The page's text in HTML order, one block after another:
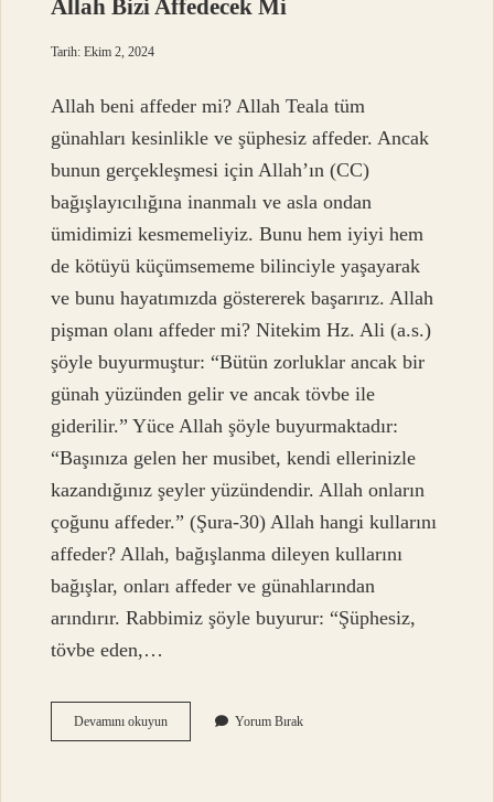
Allah Bizi Affedecek Mi
Tarih: Ekim 2, 2024
Allah beni affeder mi? Allah Teala tüm
günahları kesinlikle ve şüphesiz affeder. Ancak
bunun gerçekleşmesi için Allah’ın (CC)
bağışlayıcılığına inanmalı ve asla ondan
ümidimizi kesmemeliyiz. Bunu hem iyiyi hem
de kötüyü küçümsememe bilinciyle yaşayarak
ve bunu hayatımızda göstererek başarırız. Allah
pişman olanı affeder mi? Nitekim Hz. Ali (a.s.)
şöyle buyurmuştur: “Bütün zorluklar ancak bir
günah yüzünden gelir ve ancak tövbe ile
giderilir.” Yüce Allah şöyle buyurmaktadır:
“Başınıza gelen her musibet, kendi ellerinizle
kazandığınız şeyler yüzündendir. Allah onların
çoğunu affeder.” (Şura-30) Allah hangi kullarını
affeder? Allah, bağışlanma dileyen kullarını
bağışlar, onları affeder ve günahlarından
arındırır. Rabbimiz şöyle buyurur: “Şüphesiz,
tövbe eden,…
Devamını okuyunAllah
Bizi
Yorum Bırak